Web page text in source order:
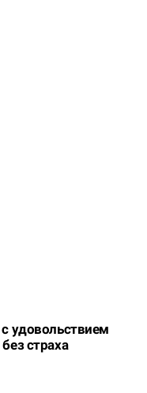
удовольствием
страха